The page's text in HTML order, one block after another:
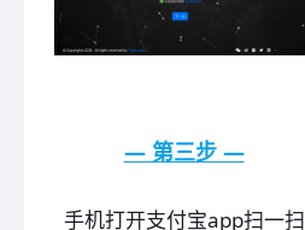
— 第三步 —
手机打开支付宝app扫一扫